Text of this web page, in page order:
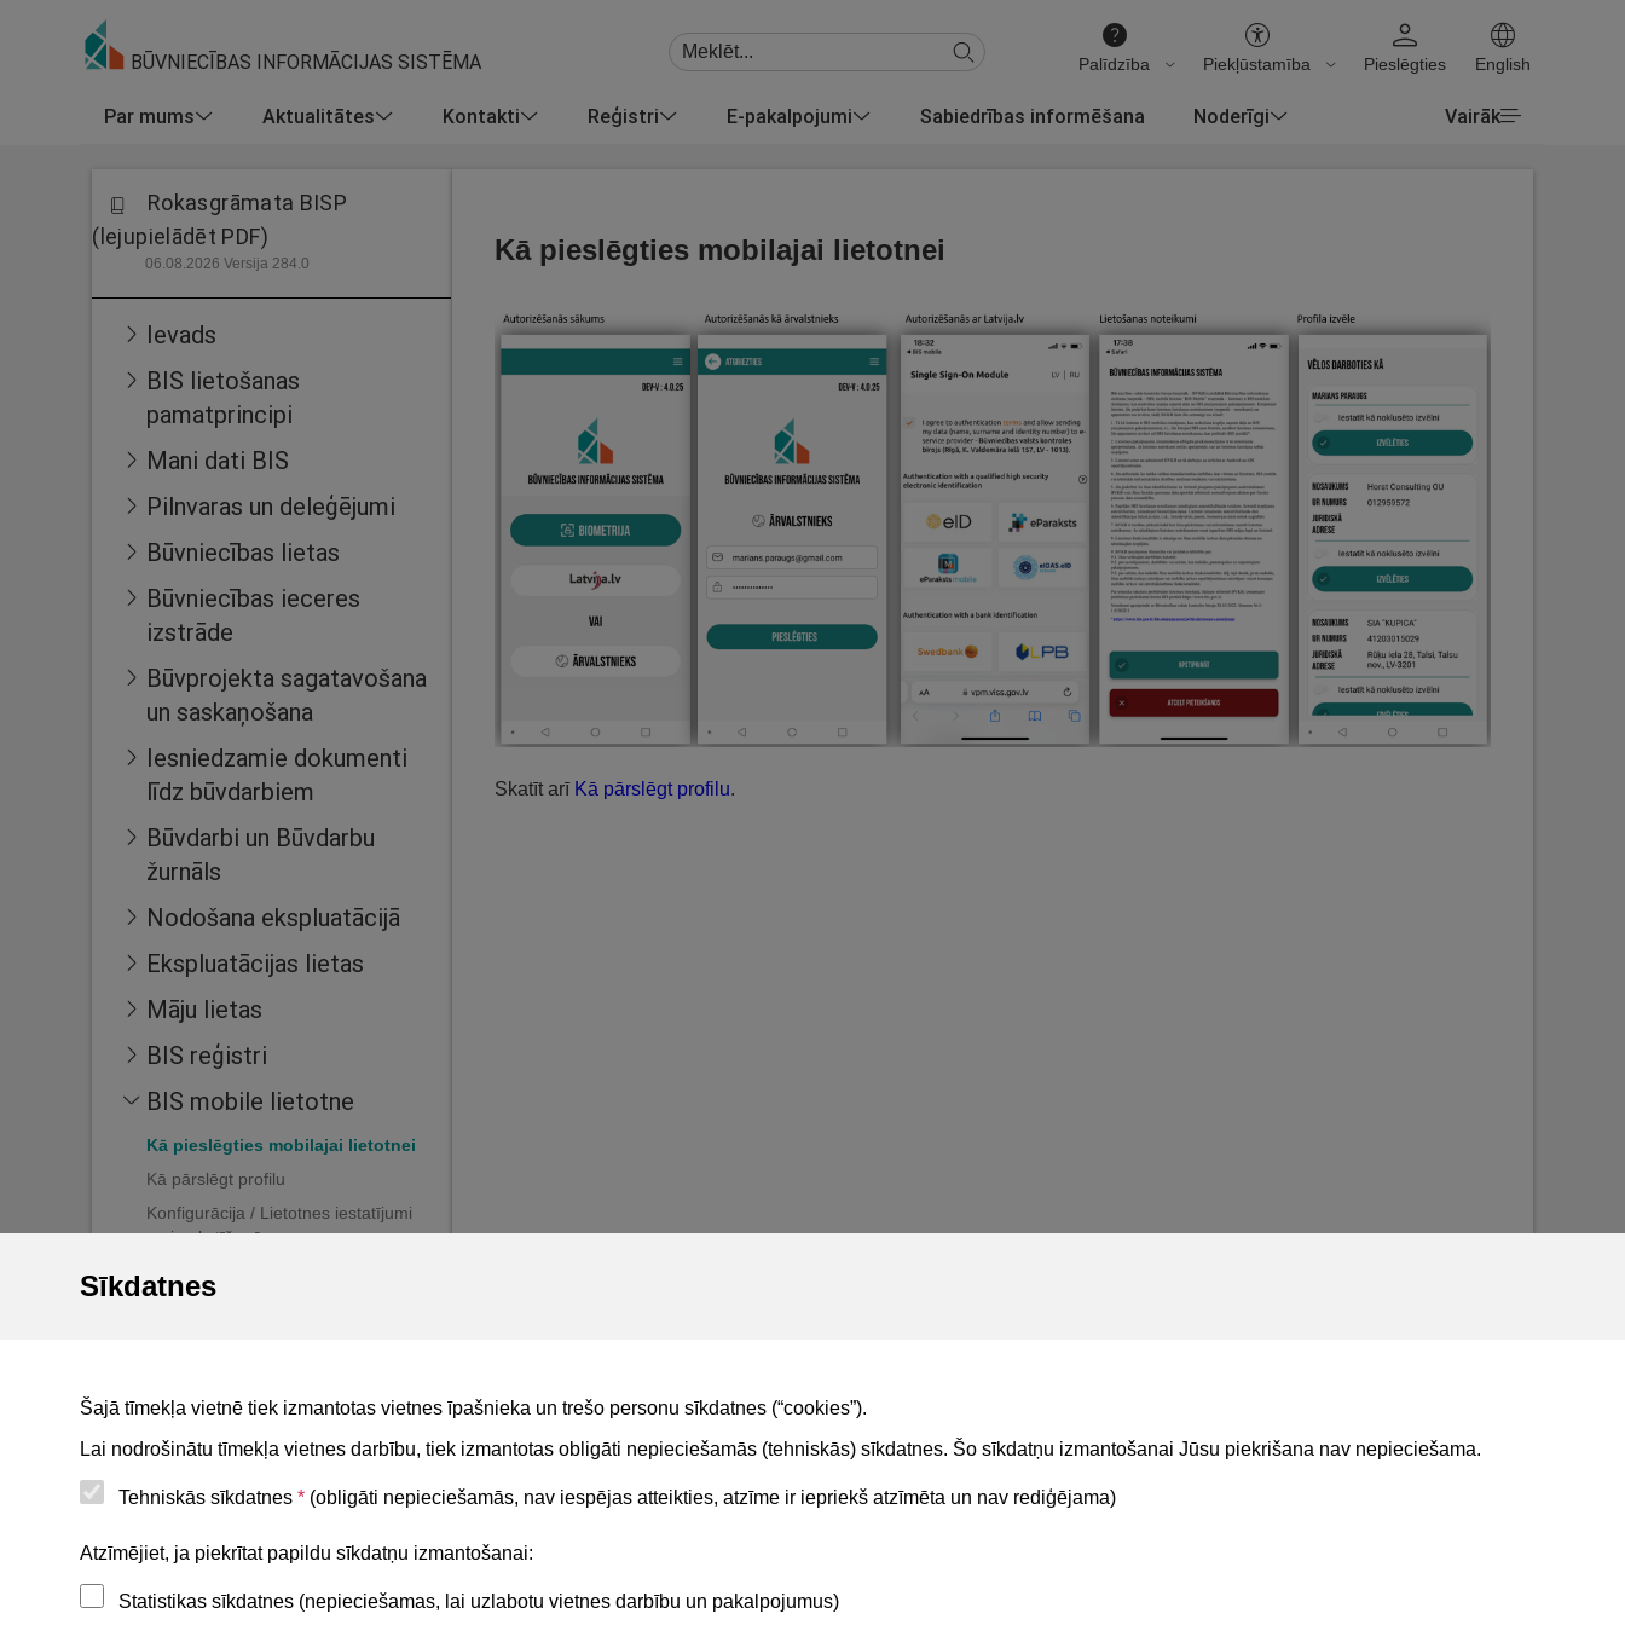
BŪVNIECĪBAS INFORMĀCIJAS SISTĒMA Palīdzība Piekļūstamība Pieslēgties English
Par mums Aktualitātes Kontakti Reģistri E-pakalpojumi Sabiedrības informēšana Noderīgi Vairāk
Sīkdatnes
Šajā tīmekļa vietnē tiek izmantotas vietnes īpašnieka un trešo personu sīkdatnes (“cookies”).
Lai nodrošinātu tīmekļa vietnes darbību, tiek izmantotas obligāti nepieciešamās (tehniskās) sīkdatnes. Šo sīkdatņu izmantošanai Jūsu piekrišana nav nepieciešama.
Tehniskās sīkdatnes * (obligāti nepieciešamās, nav iespējas atteikties, atzīme ir iepriekš atzīmēta un nav rediģējama)
Atzīmējiet, ja piekrītat papildu sīkdatņu izmantošanai:
Statistikas sīkdatnes (nepieciešamas, lai uzlabotu vietnes darbību un pakalpojumus)
Rokasgrāmata BISP
(lejupielādēt PDF)
06.08.2026 Versija 284.0
Ievads
BIS lietošanas
pamatprincipi
Mani dati BIS
Pilnvaras un deleģējumi
Būvniecības lietas
Būvniecības ieceres
izstrāde
Būvprojekta sagatavošana
un saskaņošana
Iesniedzamie dokumenti
līdz būvdarbiem
Būvdarbi un Būvdarbu
žurnāls
Nodošana ekspluatācijā
Ekspluatācijas lietas
Māju lietas
BIS reģistri
BIS mobile lietotne
Kā pieslēgties mobilajai lietotnei
Kā pārslēgt profilu
Konfigurācija / Lietotnes iestatījumi
un izrakstīšanās
Mobilās lietotnes pakalpojumi
For non-residents
Kā pieslēgties mobilajai lietotnei
Skatīt arī Kā pārslēgt profilu.
Noderīgi
Privātuma politika
BIS atbalsta dienesta tālrunis: